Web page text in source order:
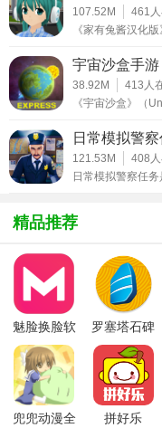
2. 紧急事件处理：如
考验玩家的应急处理能
3. 社交互动：与全球
【拥挤巴士技巧】
1. 提前预判：提前判
撞。
3. 注意交通规则：遵
扣分。
4. 乘客满意度：提供
度，获取更多奖励。
【拥挤巴士点评】
《拥挤巴士》以其真
众多玩家的喜爱。游
107.52M 461
《家有兔酱汉化
宇宙沙盒手游
38.92M 413 人
《宇宙沙盒》（
日常模拟警
121.53M 408
日常模拟警察任务
精品推荐
魅脸换脸软
件
罗塞塔石碑
安卓版
兜兜动漫全
拼好乐